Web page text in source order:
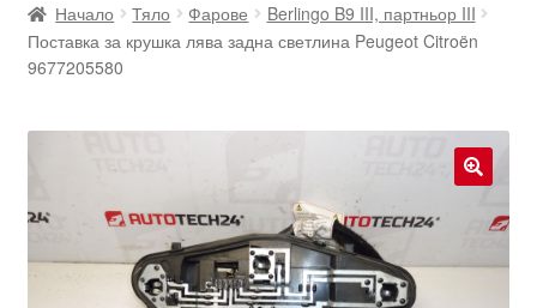
Доставка по целия свят
Количка
Контакт
Начало Тяло Фарове
Berlingo B9 III, партньор III
Поставка за крушка лява задна светлина Peugeot Citroën
9677205580